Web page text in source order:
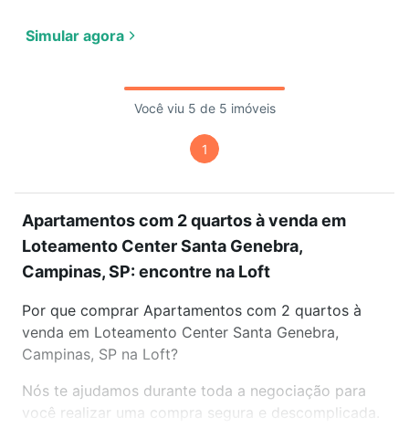
Simular agora
Você viu 5 de 5 imóveis
1
Apartamentos com 2 quartos à venda em
Loteamento Center Santa Genebra,
Campinas, SP: encontre na Loft
Por que comprar Apartamentos com 2 quartos à
venda em Loteamento Center Santa Genebra,
Campinas, SP na Loft?
Nós te ajudamos durante toda a negociação para
você realizar uma compra segura e descomplicada.